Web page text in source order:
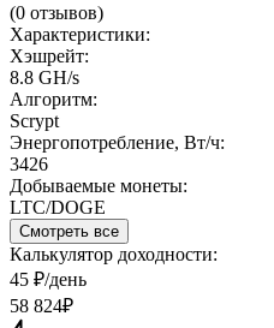
(0 отзывов)
Характеристики:
Хэшрейт:
8.8 GH/s
Алгоритм:
Scrypt
Энергопотребление, Вт/ч:
3426
Добываемые монеты:
LTC/DOGE
Смотреть все
Калькулятор доходности:
45 ₽/день
58 824₽